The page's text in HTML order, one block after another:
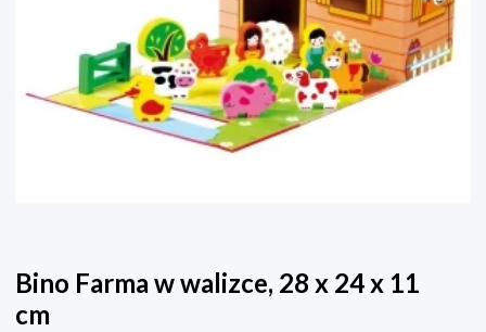
Bino Farma w walizce, 28 x 24 x 11
cm